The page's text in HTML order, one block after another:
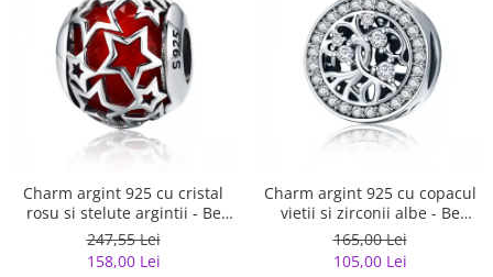
Charm argint 925 cu cristal
rosu si stelute argintii - Be
Nature PST0115
247,55 Lei
158,00 Lei
Charm argint 925 cu copacul
vietii si zirconii albe - Be
Nature PST0120
165,00 Lei
105,00 Lei